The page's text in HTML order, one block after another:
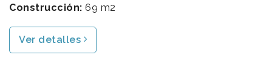
Construcción: 69 m2
Ver detalles